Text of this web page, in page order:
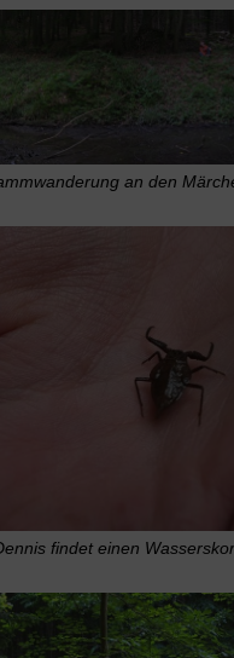
an den
findet einen